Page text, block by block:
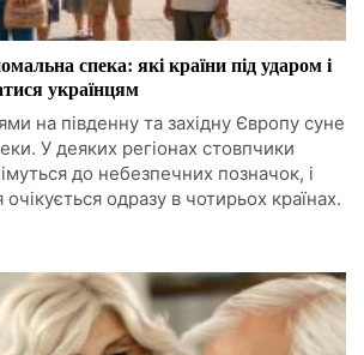
спека: які країни під ударом і
українцям
на південну та західну Європу суне
У деяких регіонах стовпчики
до небезпечних позначок, і
очікується одразу в чотирьох країнах.